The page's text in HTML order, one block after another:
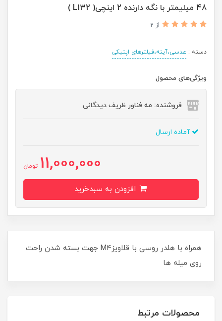
48 میلیمتر با نگه دارنده 2 اینچی( L132 )
از 2
دسته : عدسی،آینه،فیلترهای اپتیکی
ویژگی‌های محصول
فروشنده: مه فناور ظریف دیدگانی
آماده ارسال
11,000,000 تومان
همراه با هلدر روسی با قلاویزM4 جهت بسته شدن راحت
روی میله ها
محصولات مرتبط